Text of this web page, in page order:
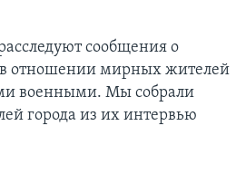
сообщения о
отношении мирных жителей
военными. Мы собрали
города из их интервью